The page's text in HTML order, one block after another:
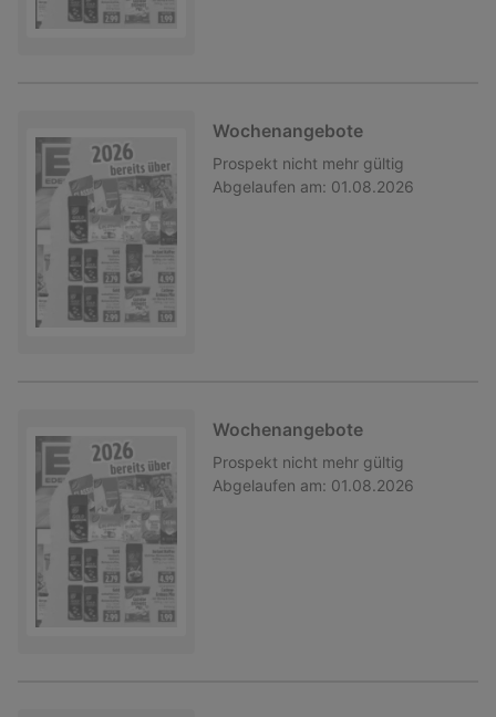
Wochenangebote
Prospekt nicht mehr gültig
Abgelaufen am: 01.08.2026
Wochenangebote
Prospekt nicht mehr gültig
Abgelaufen am: 01.08.2026